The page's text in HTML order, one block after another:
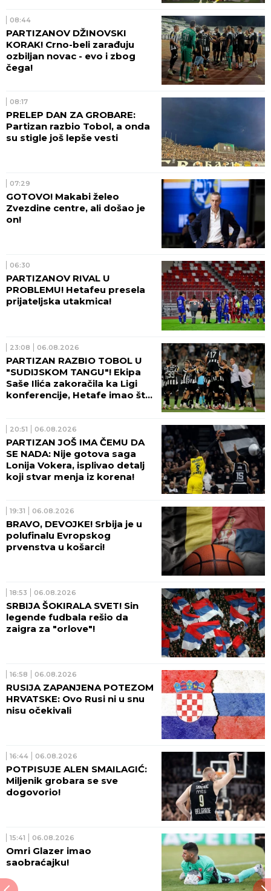
08:44
PARTIZANOV DŽINOVSKI
KORAK! Crno-beli zarađuju
ozbiljan novac - evo i zbog
čega!
08:17
PRELEP DAN ZA GROBARE:
Partizan razbio Tobol, a onda
su stigle još lepše vesti
07:29
GOTOVO! Makabi želeo
Zvezdine centre, ali došao je
on!
06:30
PARTIZANOV RIVAL U
PROBLEMU! Hetafeu presela
prijateljska utakmica!
23:08 06.08.2026
PARTIZAN RAZBIO TOBOL U
"SUDIJSKOM TANGU"! Ekipa
Saše Ilića zakoračila ka Ligi
konferencije, Hetafe imao šta
20:51 06.08.2026
PARTIZAN JOŠ IMA ČEMU DA
SE NADA: Nije gotova saga
Lonija Vokera, isplivao detalj
koji stvar menja iz korena!
19:31 06.08.2026
BRAVO, DEVOJKE! Srbija je u
polufinalu Evropskog
prvenstva u košarci!
18:53 06.08.2026
SRBIJA ŠOKIRALA SVET! Sin
legende fudbala rešio da
zaigra za "orlove"!
16:58 06.08.2026
RUSIJA ZAPANJENA POTEZOM
HRVATSKE: Ovo Rusi ni u snu
nisu očekivali
16:44 06.08.2026
POTPISUJE ALEN SMAILAGIĆ:
Miljenik grobara se sve
dogovorio!
15:41 06.08.2026
Omri Glazer imao
saobraćajku!